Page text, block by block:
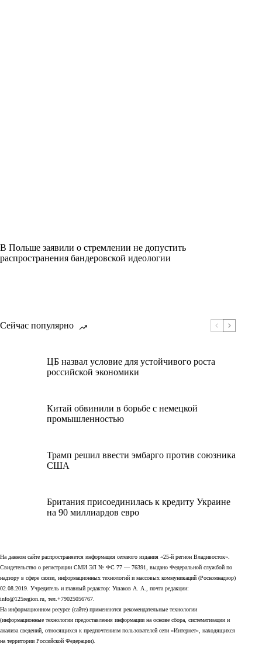
В Польше заявили о стремлении не допустить
распространения бандеровской идеологии
Сейчас популярно
ЦБ назвал условие для устойчивого роста
российской экономики
Китай обвинили в борьбе с немецкой
промышленностью
Трамп решил ввести эмбарго против союзника
США
Британия присоединилась к кредиту Украине
на 90 миллиардов евро
На данном сайте распространяется информация сетевого издания «25-й регион Владивосток».
Свидетельство о регистрации СМИ ЭЛ № ФС 77 — 76391, выдано Федеральной службой по
надзору в сфере связи, информационных технологий и массовых коммуникаций (Роскомнадзор)
02.08.2019. Учредитель и главный редактор: Ушаков А. А., почта редакции:
info@125region.ru, тел.+79025056767.
На информационном ресурсе (сайте) применяются рекомендательные технологии
(информационные технологии предоставления информации на основе сбора, систематизации и
анализа сведений, относящихся к предпочтениям пользователей сети «Интернет», находящихся
на территории Российской Федерации).